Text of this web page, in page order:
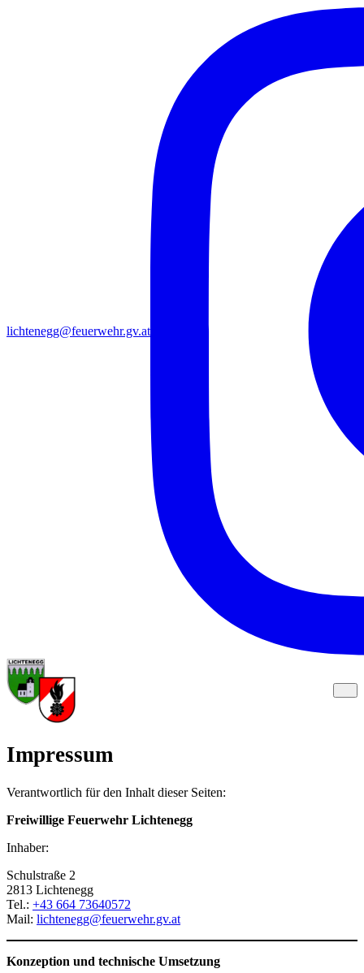
lichtenegg@feuerwehr.gv.at
Impressum
Verantwortlich für den Inhalt dieser Seiten:
Freiwillige Feuerwehr Lichtenegg
Inhaber:
Schulstraße 2
2813 Lichtenegg
Tel.: +43 664 73640572
Mail: lichtenegg@feuerwehr.gv.at
Konzeption und technische Umsetzung